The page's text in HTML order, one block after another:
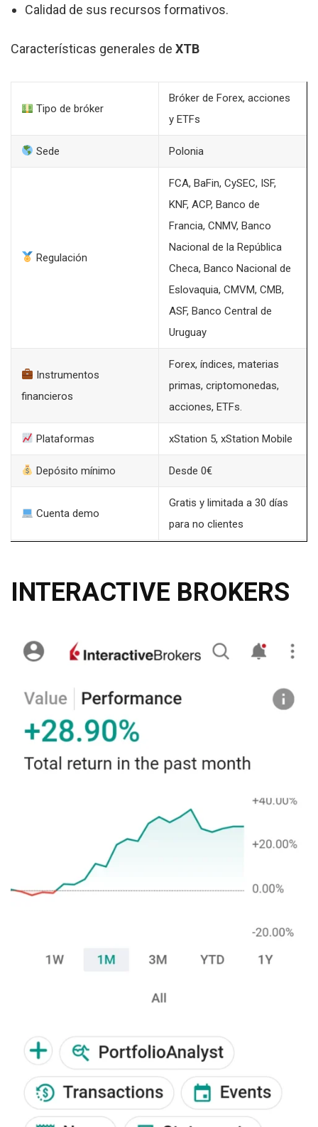
Calidad de sus recursos formativos.
Características generales de XTB
Tipo de bróker
Bróker de Forex, acciones
y ETFs
Sede Polonia
Regulación
FCA, BaFin, CySEC, ISF,
KNF, ACP, Banco de
Francia, CNMV, Banco
Nacional de la República
Checa, Banco Nacional de
Eslovaquia, CMVM, CMB,
ASF, Banco Central de
Uruguay
Instrumentos
financieros
Forex, índices, materias
primas, criptomonedas,
acciones, ETFs.
Plataformas xStation 5, xStation Mobile
Depósito mínimo Desde 0€
Cuenta demo
Gratis y limitada a 30 días
para no clientes
INTERACTIVE BROKERS